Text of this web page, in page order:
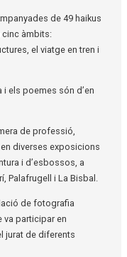
de 49 haikus
àmbits:
el viatge en tren i
els poemes són d’en
de professió,
diverses exposicions
i d’esbossos, a
Palafrugell i La Bisbal.
de fotografia
va participar en
jurat de diferents